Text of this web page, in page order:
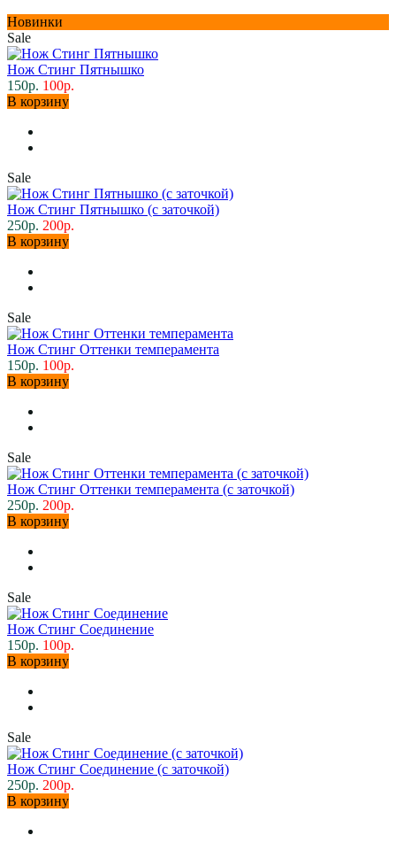
Новинки
Sale
Нож Стинг Пятнышко
150р. 100р.
В корзину
Sale
Нож Стинг Пятнышко (с заточкой)
250р. 200р.
В корзину
Sale
Нож Стинг Оттенки темперамента
150р. 100р.
В корзину
Sale
Нож Стинг Оттенки темперамента (с заточкой)
250р. 200р.
В корзину
Sale
Нож Стинг Соединение
150р. 100р.
В корзину
Sale
Нож Стинг Соединение (с заточкой)
250р. 200р.
В корзину